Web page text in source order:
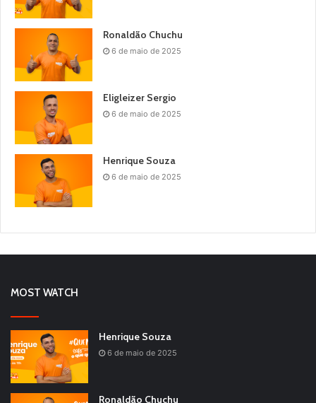
Ronaldão Chuchu
6 de maio de 2025
Eligleizer Sergio
6 de maio de 2025
Henrique Souza
6 de maio de 2025
MOST WATCH
Henrique Souza
6 de maio de 2025
Ronaldão Chuchu